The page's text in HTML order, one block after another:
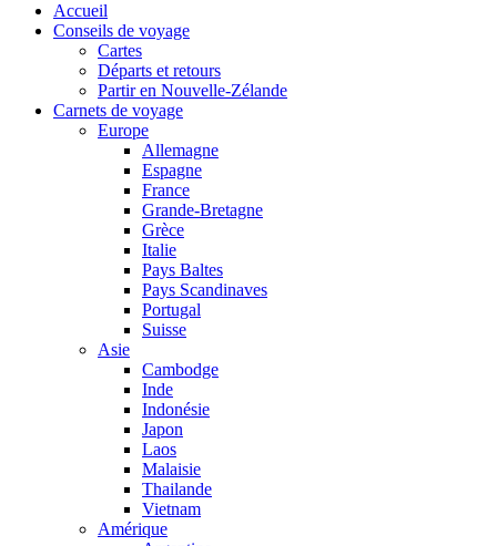
Accueil
Conseils de voyage
Cartes
Départs et retours
Partir en Nouvelle-Zélande
Carnets de voyage
Europe
Allemagne
Espagne
France
Grande-Bretagne
Grèce
Italie
Pays Baltes
Pays Scandinaves
Portugal
Suisse
Asie
Cambodge
Inde
Indonésie
Japon
Laos
Malaisie
Thailande
Vietnam
Amérique